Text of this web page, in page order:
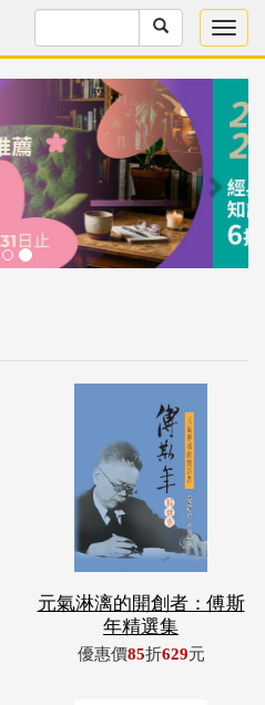
元氣淋漓的開創者：傅斯
年精選集
優惠價85折629元